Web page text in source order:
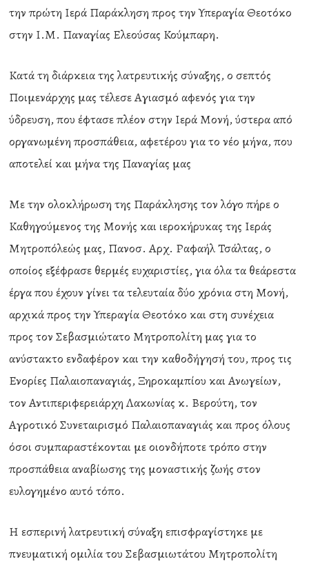
την πρώτη Ιερά Παράκληση προς την Υπεραγία Θεοτόκο
στην Ι.Μ. Παναγίας Ελεούσας Κούμπαρη.
Κατά τη διάρκεια της λατρευτικής σύναξης, ο σεπτός
Ποιμενάρχης μας τέλεσε Αγιασμό αφενός για την
ύδρευση, που έφτασε πλέον στην Ιερά Μονή, ύστερα από
οργανωμένη προσπάθεια, αφετέρου για το νέο μήνα, που
αποτελεί και μήνα της Παναγίας μας
Με την ολοκλήρωση της Παράκλησης τον λόγο πήρε ο
Καθηγούμενος της Μονής και ιεροκήρυκας της Ιεράς
Μητροπόλεώς μας, Πανοσ. Αρχ. Ραφαήλ Τσάλτας, ο
οποίος εξέφρασε θερμές ευχαριστίες, για όλα τα θεάρεστα
έργα που έχουν γίνει τα τελευταία δύο χρόνια στη Μονή,
αρχικά προς την Υπεραγία Θεοτόκο και στη συνέχεια
προς τον Σεβασμιώτατο Μητροπολίτη μας για το
ανύστακτο ενδαφέρον και την καθοδήγησή του, προς τις
Ενορίες Παλαιοπαναγιάς, Ξηροκαμπίου και Ανωγείων,
τον Αντιπεριφερειάρχη Λακωνίας κ. Βερούτη, τον
Αγροτικό Συνεταιρισμό Παλαιοπαναγιάς και προς όλους
όσοι συμπαραστέκονται με οιονδήποτε τρόπο στην
προσπάθεια αναβίωσης της μοναστικής ζωής στον
ευλογημένο αυτό τόπο.
Η εσπερινή λατρευτική σύναξη επισφραγίστηκε με
πνευματική ομιλία του Σεβασμιωτάτου Μητροπολίτη